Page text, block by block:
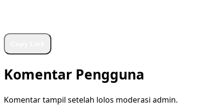
Komentar Pengguna
Komentar tampil setelah lolos moderasi admin.